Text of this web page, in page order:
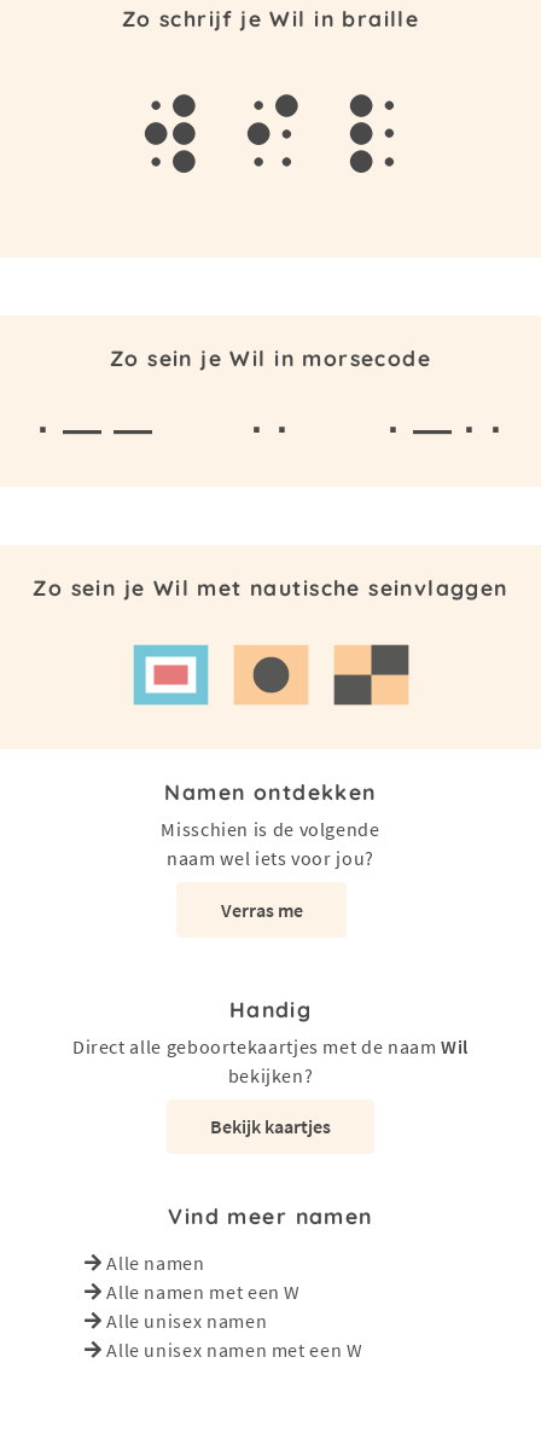
Zo schrijf je Wil in braille
w i l
Zo sein je Wil in morsecode
· — — · · · — · ·
Zo sein je Wil met nautische seinvlaggen
Namen ontdekken
Misschien is de volgende
naam wel iets voor jou?
Verras me
Handig
Direct alle geboortekaartjes met de naamWil
bekijken?
Bekijk kaartjes
Vind meer namen
Alle namen
Alle namen met een W
Alle unisex namen
Alle unisex namen met een W